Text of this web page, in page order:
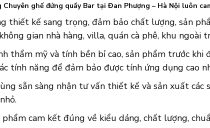
ghế đứng quầy Bar tại Đan Phượng – Hà Nội luôn
thiết kế sang trọng, đảm bảo chất lượng, sản
gian nhà hàng, villa, quán cà phê, khu ngoài
thẩm mỹ và tính bền bỉ cao, sản phẩm trước
tính năng để đảm bảo được tính ứng dụng cao
sẵn sàng nhận tư vấn thiết kế và sản xuất
phẩm cam kết đúng về kiểu dáng, chất lượng,